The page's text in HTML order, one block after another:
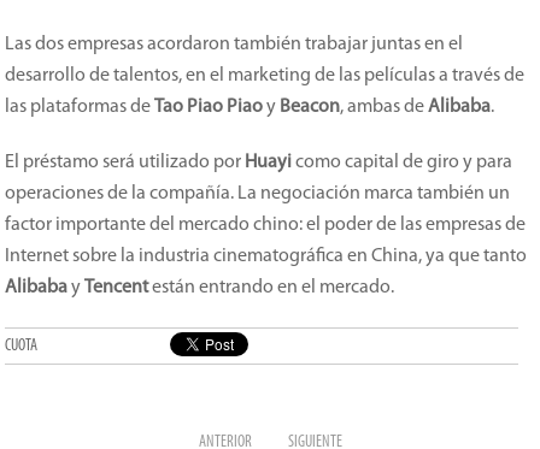
Las dos empresas acordaron también trabajar juntas en el
desarrollo de talentos, en el marketing de las películas a través de
las plataformas deTao Piao Piaoy Beacon, ambas deAlibaba.
El préstamo será utilizado por Huayicomo capital de giro y para
operaciones de la compañía. La negociación marca también un
factor importante del mercado chino: el poder de las empresas de
Internet sobre la industria cinematográfica en China, ya que tanto
AlibabayTencentestán entrando en el mercado.
CUOTA
ANTERIOR SIGUIENTE